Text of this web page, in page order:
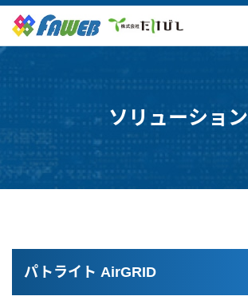
ダウンロード
ソリューション
パトライト AirGRID